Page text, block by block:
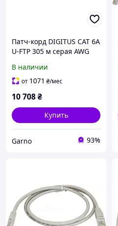
Патч-корд DIGITUS CAT 6A
U-FTP 305 м серая AWG
В наличии
от 1071 ₴/мес
10 708₴
Купить
Garno 93%